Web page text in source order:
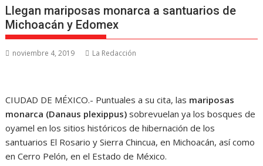
Llegan mariposas monarca a santuarios de
Michoacán y Edomex
noviembre 4, 2019 La Redacción
CIUDAD DE MÉXICO.- Puntuales a su cita, las mariposas
monarca (Danaus plexippus) sobrevuelan ya los bosques de
oyamel en los sitios históricos de hibernación de los
santuarios El Rosario y Sierra Chincua, en Michoacán, así como
en Cerro Pelón, en el Estado de México.